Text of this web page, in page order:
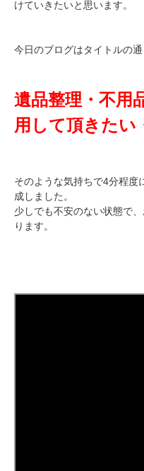
けていきたいと思います。
今日のブログはタイトルの通
遺品整理・不用
用して頂きたい
そのような気持ちで4分程度
成しました。
少しでも不安のない状態で
ります。